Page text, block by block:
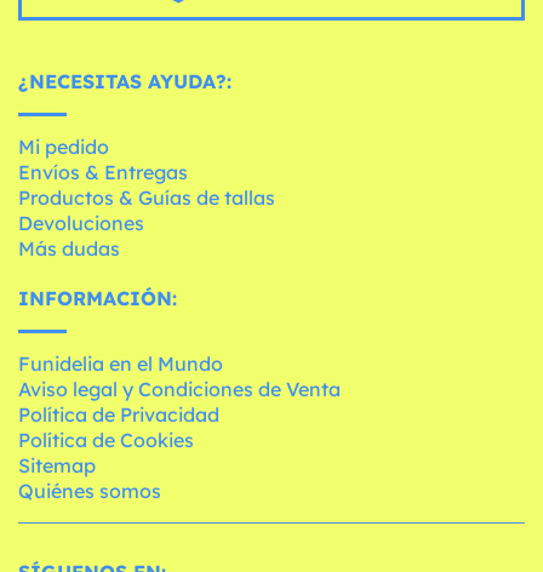
¿NECESITAS AYUDA?:
Mi pedido
Envíos & Entregas
Productos & Guías de tallas
Devoluciones
Más dudas
INFORMACIÓN:
Funidelia en el Mundo
Aviso legal y Condiciones de Venta
Política de Privacidad
Política de Cookies
Sitemap
Quiénes somos